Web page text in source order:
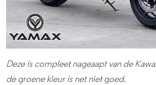
Deze is compleet nageaapt van de
de groene kleur is net niet goed.